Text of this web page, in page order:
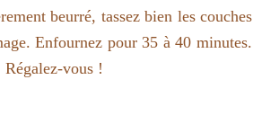
beurré, tassez bien les couches
Enfournez pour 35 à 40 minutes.
Régalez-vous !